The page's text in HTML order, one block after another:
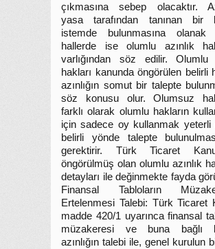
çıkmasına sebep olacaktır.
yasa tarafından tanınan bir
istemde bulunmasına olanak
hallerde ise olumlu azınlık
varlığından söz edilir. Olumlu
hakları kanunda öngörülen belirli
azınlığın somut bir talepte
söz konusu olur. Olumsuz
farklı olarak olumlu hakların
için sadece oy kullanmak yeterli
belirli yönde talepte
gerektirir. Türk Ticaret
öngörülmüş olan olumlu azınlık
detayları ile değinmekte fayda
Finansal Tabloların
Ertelenmesi Talebi: Türk Ticaret
madde 420/1 uyarınca finansal
müzakeresi ve buna bağlı
azınlığın talebi ile, genel kurulun